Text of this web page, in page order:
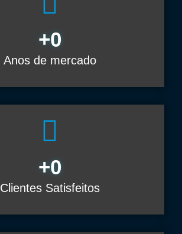
Anos de mercado
+0
Clientes Satisfeitos
+0